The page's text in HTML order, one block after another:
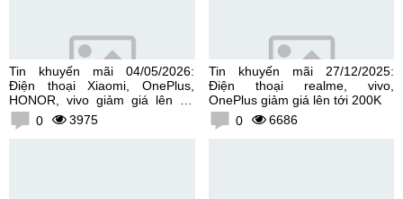
Tin khuyến mãi 04/05/2026:
Điện thoại Xiaomi, OnePlus,
HONOR, vivo giảm giá lên tới
300K0 3975
Tin khuyến mãi 27/12/2025:
Điện thoại realme, vivo,
OnePlus giảm giá lên tới 200K
0
6686